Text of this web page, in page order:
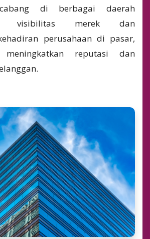
di berbagai daerah
visibilitas merek dan
perusahaan di pasar,
reputasi dan